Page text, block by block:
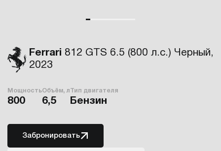
Ferrari 812 GTS 6.5 (800 л.с.) Черный,
2023
Мощность
800
Объём, л
6,5
Тип двигателя
Бензин
Забронировать